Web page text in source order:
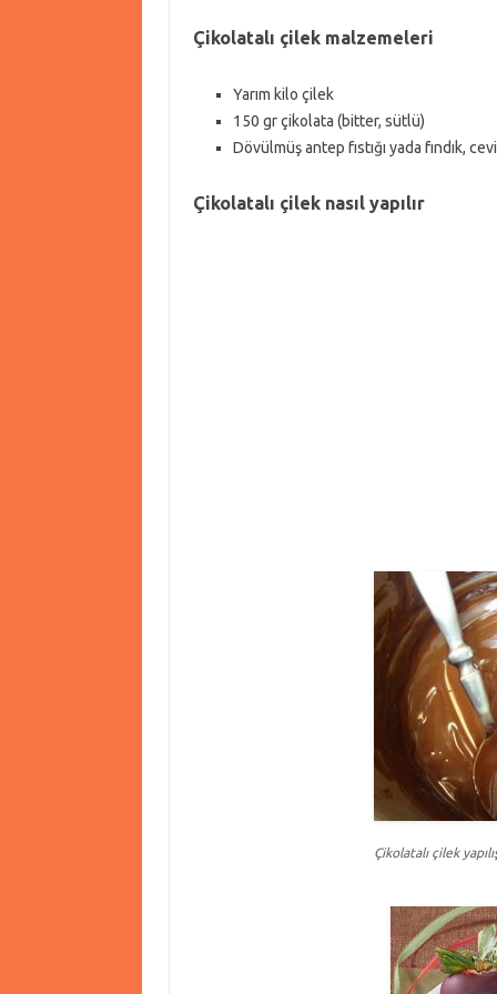
Çikolatalı çilek malzemeleri
Yarım kilo çilek
150 gr çikolata (bitter, sütlü)
Dövülmüş antep fıstığı yada fındık,
Çikolatalı çilek nasıl yapılır
Çikolatalı çilek